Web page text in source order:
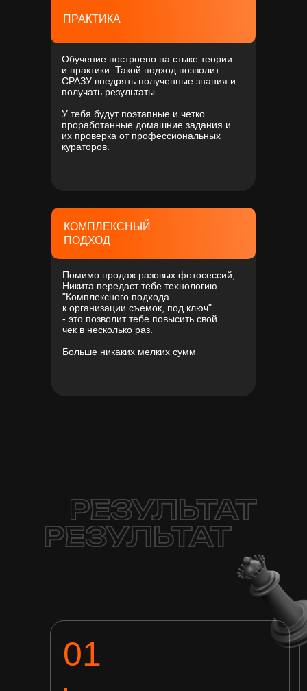
Обучение построено на стыке теории
и практики. Такой подход позволит
СРАЗУ внедрять полученные знания и
получать результаты.
У тебя будут поэтапные и четко
проработанные домашние задания и
их проверка от профессиональных
кураторов.
Помимо продаж разовых фотосессий,
Никита передаст тебе технологию
"Комплексного подхода
к организации съемок, под ключ"
- это позволит тебе повысить свой
чек в несколько раз.
Больше никаких мелких сумм
ПРАКТИКА
КОМПЛЕКСНЫЙ
ПОДХОД
01